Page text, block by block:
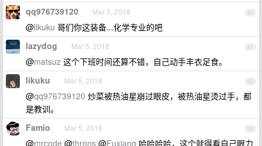
60
qq976739120 Mar 5, 2018
@likuku 哥们你这装备...化学专业的吧
61
lazydog Mar 5, 2018
@matsuz 这个下班时间还算不错，自己动手丰衣足食。
62
likuku Mar 5, 2018
@qq976739120 炒菜被热油星崩过眼皮，被热油星烫过手，都
是教训。
63
Famio Mar 5, 2018
@mrcode @throns @Fuxiang 哈哈哈哈，这个就得看自己眼力